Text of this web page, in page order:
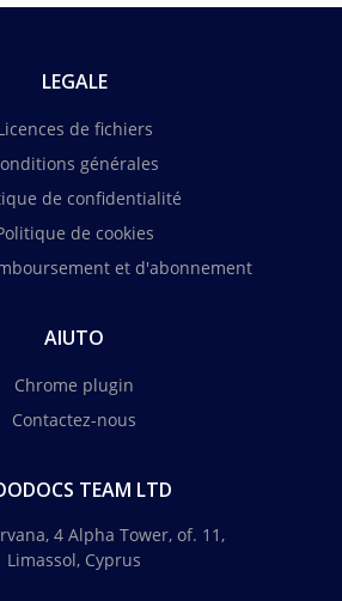
LEGALE
de fichiers
générales
de confidentialité
de cookies
et d'abonnement
AIUTO
Chrome plugin
Contactez-nous
TEAM LTD
4 Alpha Tower, of. 11,
Limassol, Cyprus